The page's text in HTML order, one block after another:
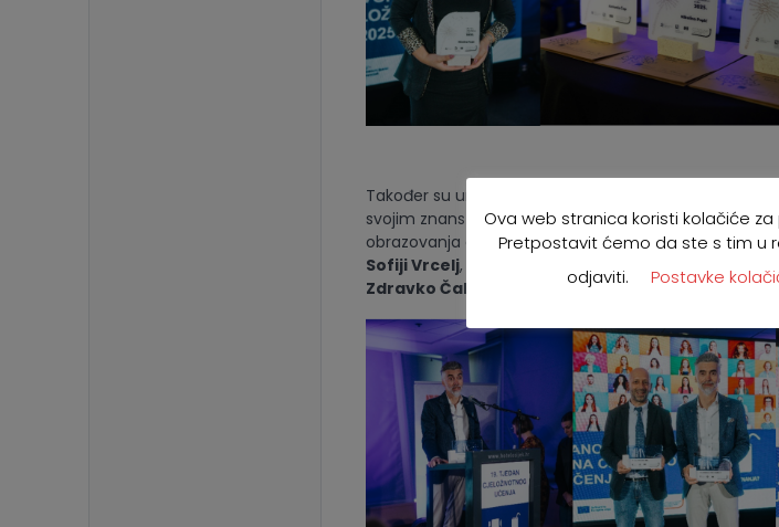
Također su uručena i
svojim znanstvenim ili stručnim radom značajno
obrazovanja odraslih u Hrvatskoj. Priznanje za
Sofiji Vrcelj, dok su priznanja za stručni doprinos
Zdravko Čalić, dipl. ing.
Ova web stranica koristi kolačiće
Pretpostavit ćemo da ste s tim u
odjaviti.
Postavke